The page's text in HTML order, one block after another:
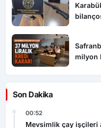
milyon
Son Dakika
00:52
Mevsimlik çay işçileri